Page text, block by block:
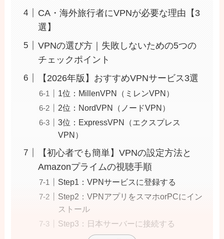
CA・海外旅行者にVPNが必要な理由【3
選】
VPNの選び方｜失敗しないための5つの
チェックポイント
【2026年版】おすすめVPNサービス3選
1位：MillenVPN（ミレンVPN）
2位：NordVPN（ノードVPN）
3位：ExpressVPN（エクスプレス
VPN）
【初心者でも簡単】VPNの設定方法と
Amazonプライムの視聴手順
Step1：VPNサービスに登録する
Step2：VPNアプリをスマホorPCにイン
ストール
Step3：日本サーバーに接続する